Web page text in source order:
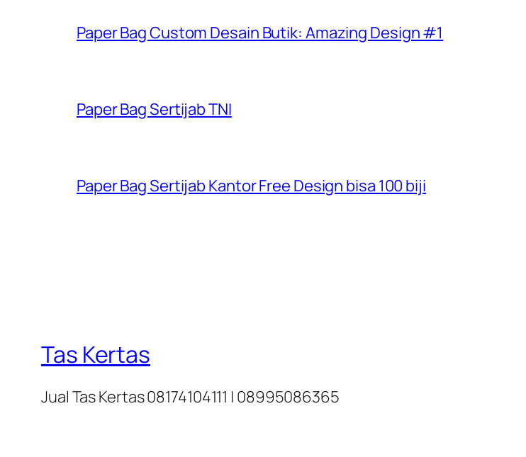
Paper Bag Custom Desain Butik: Amazing Design #1
Paper Bag Sertijab TNI
Paper Bag Sertijab Kantor Free Design bisa 100 biji
Tas Kertas
Jual Tas Kertas 08174104111 | 08995086365